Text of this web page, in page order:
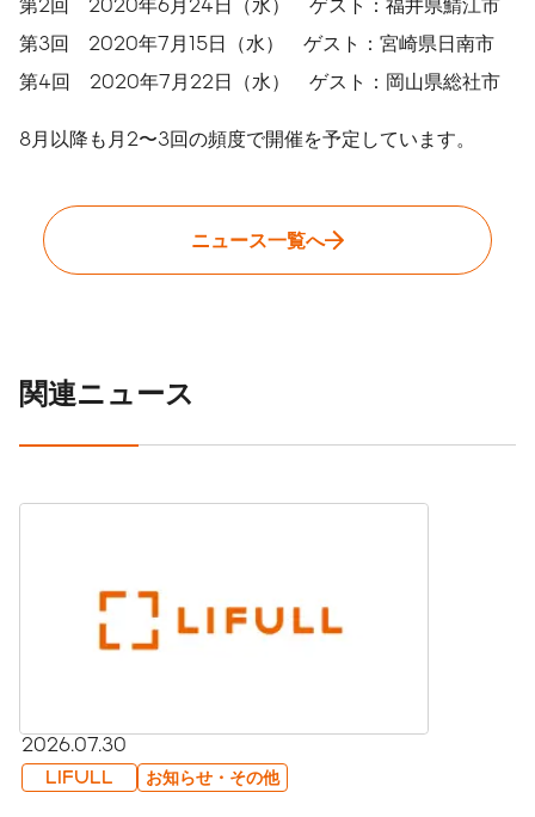
第3回 2020年7月15日（水） ゲスト：宮崎県日南市
第4回 2020年7月22日（水） ゲスト：岡山県総社市
8月以降も月2〜3回の頻度で開催を予定しています。
ニュース一覧へ
関連ニュース
2026.07.30
LIFULL お知らせ・その他